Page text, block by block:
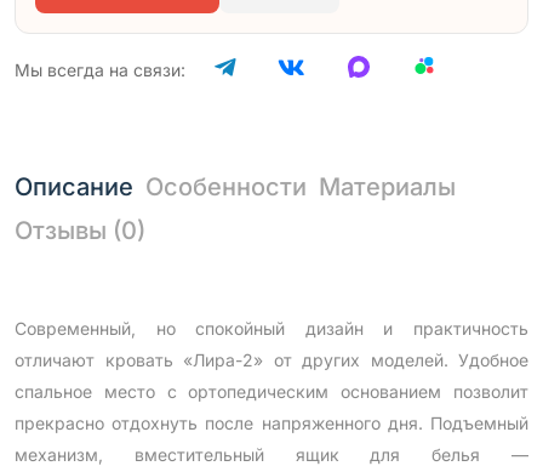
Мы всегда на связи:
Описание Особенности Материалы
Отзывы (0)
Современный, но спокойный дизайн и практичность
отличают кровать «Лира-2» от других моделей. Удобное
спальное место с ортопедическим основанием позволит
прекрасно отдохнуть после напряженного дня. Подъемный
механизм, вместительный ящик для белья —